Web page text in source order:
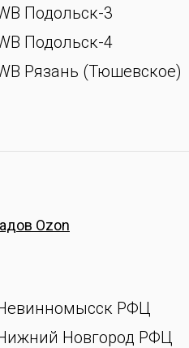
Подольск-3
Подольск-4
Рязань (Тюшевское)
Оzon
РФЦ
Новгород РФЦ